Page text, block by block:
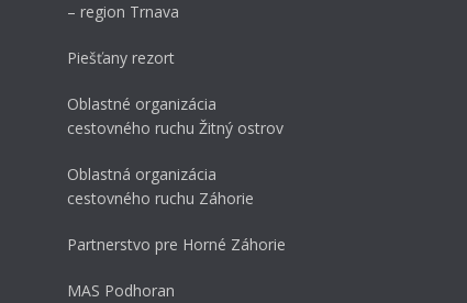
– region Trnava
Piešťany rezort
Oblastné organizácia
cestovného ruchu Žitný ostrov
Oblastná organizácia
cestovného ruchu Záhorie
Partnerstvo pre Horné Záhorie
MAS Podhoran